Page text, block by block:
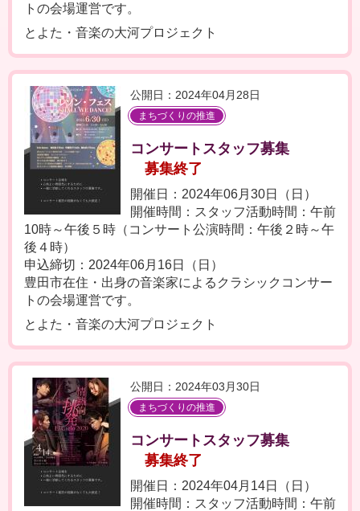
トの会場運営です。
とよた・音楽の大河プロジェクト
公開日：2024年04月28日
まちづくりの推進
コンサートスタッフ募集
募集終了
開催日：2024年06月30日（日）
開催時間：スタッフ活動時間：午前
10時～午後５時（コンサート公演時間：午後２時～午
後４時）
申込締切：2024年06月16日（日）
豊田市在住・出身の音楽家によるクラシックコンサー
トの会場運営です。
とよた・音楽の大河プロジェクト
公開日：2024年03月30日
まちづくりの推進
コンサートスタッフ募集
募集終了
開催日：2024年04月14日（日）
開催時間：スタッフ活動時間：午前